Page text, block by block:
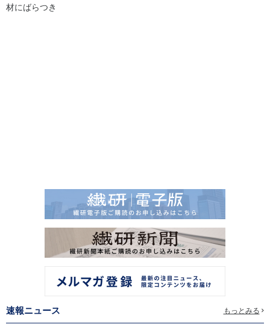
材にばらつき
速報ニュース もっとみる